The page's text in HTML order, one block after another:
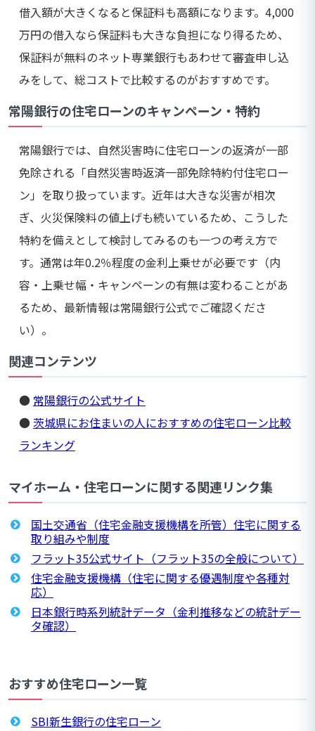
借入額が大きくなると保証料も高額になります。4,000
万円の借入なら保証料も大きな負担になり得るため、
保証料が無料のネット専業銀行もあわせて審査申し込
みをして、総コストで比較するのがおすすめです。
常陽銀行の住宅ローンのキャンペーン・特約
常陽銀行では、自然災害時に住宅ローンの返済が一部
免除される「自然災害時返済一部免除特約付住宅ロー
ン」を取り扱っています。近年は大きな災害が相次
ぎ、火災保険料の値上げも続いているため、こうした
特約を備えとして検討してみるのも一つの考え方で
す。通常は年0.2％程度の金利上乗せが必要です（内
容・上乗せ幅・キャンペーンの有無は変わることがあ
るため、最新情報は常陽銀行公式でご確認くださ
い）。
関連コンテンツ
● 常陽銀行の公式サイト
●茨城県にお住まいの人におすすめの住宅ローン比較
ランキング
マイホーム・住宅ローンに関する関連リンク集
国土交通省（住宅金融支援機構を所管）住宅に関する
取り組みや制度
フラット35公式サイト（フラット35の全般について）
住宅金融支援機構（住宅に関する優遇制度や各種対
応）
日本銀行時系列統計データ（金利推移などの統計デー
タ確認）
おすすめ住宅ローン一覧
SBI新生銀行の住宅ローン